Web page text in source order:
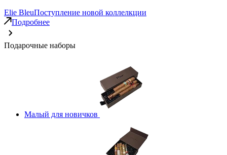
Elie BleuПоступление новой коллелкции
Подробнее
Подарочные наборы
Малый для новичков